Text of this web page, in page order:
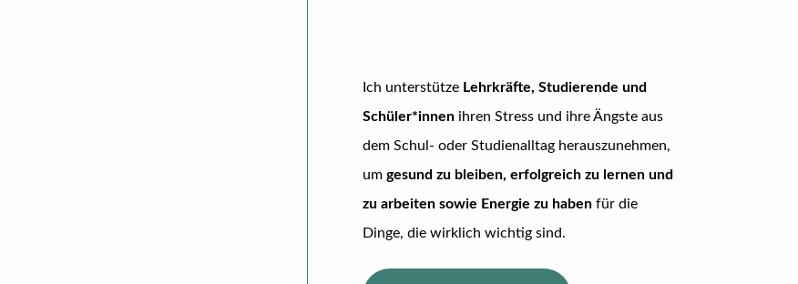
Ich unterstütze Lehrkräfte, Studierende und
Schüler*innen ihren Stress und ihre Ängste aus
dem Schul- oder Studienalltag herauszunehmen,
umgesund zu bleiben, erfolgreich zu lernen und
zu arbeiten sowie Energie zu haben für die
Dinge, die wirklich wichtig sind.